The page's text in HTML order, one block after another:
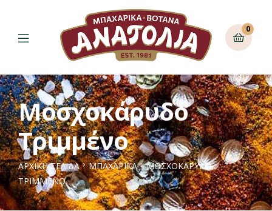
0
Μοσχοκάρυδο
Τριμμένο
ΑΡΧΙΚΉ ΣΕΛΊΔΑ ΜΠΑΧΑΡΙΚΑ
ΜΟΣΧΟΚΆΡΥΔΟ
ΤΡΙΜΜΈΝΟ